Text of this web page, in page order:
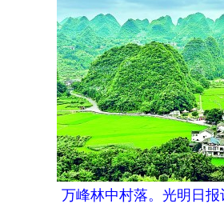
万峰林中村落。光明日